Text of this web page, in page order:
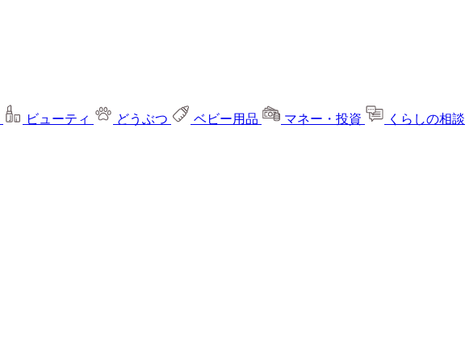
ビューティ どうぶつ ベビー用品 マネー・投資 くらしの相談